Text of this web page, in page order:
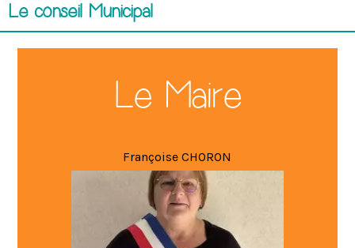
Le conseil Municipal
Le Maire
Françoise CHORON